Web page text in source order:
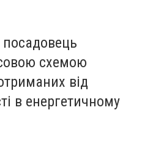
схемою
від
в енергетичному